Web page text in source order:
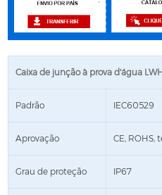
Caixa de junção à prova d'água
Padrão IEC60529
Aprovação CE, ROHS,
Grau de proteção IP67